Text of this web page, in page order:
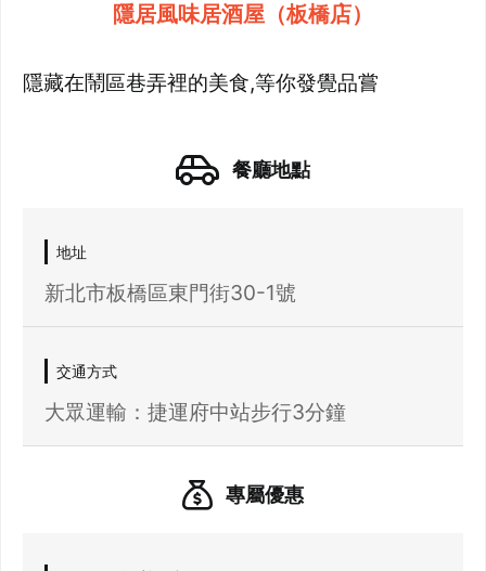
隱居風味居酒屋（板橋店）
隱藏在鬧區巷弄裡的美食,等你發覺品嘗
餐廳地點
地址
新北市板橋區東門街30-1號
交通方式
大眾運輸：捷運府中站步行3分鐘
專屬優惠